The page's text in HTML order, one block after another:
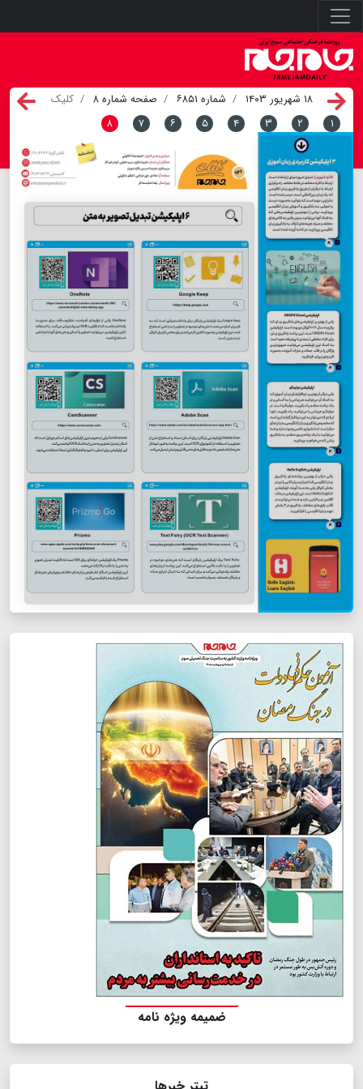
۱۸ شهریور ۱۴۰۳ شماره ۶۸۵۱ صفحه شماره ۸
کلیک
۱
۲ ۳ ۴ ۵ ۶ ۷ ۸
ضمیمه ویژه نامه